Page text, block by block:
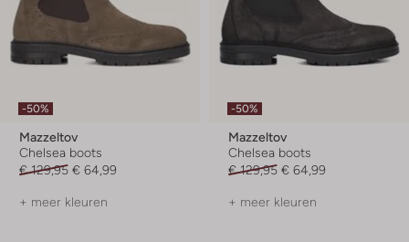
-50%
Mazzeltov
Chelsea boots
€ 129,95 € 64,99
+ meer kleuren
-50%
Mazzeltov
Chelsea boots
€ 129,95 € 64,99
+ meer kleuren